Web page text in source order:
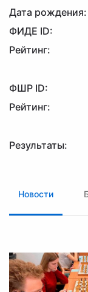
Дата рождения:
ФИДЕ ID:
Рейтинг:
ФШР ID:
Рейтинг:
Результаты:
Новости